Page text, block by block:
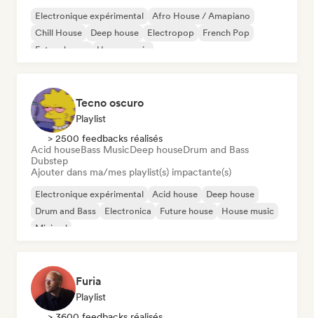
Electronique expérimental
Afro House / Amapiano
Chill House
Deep house Electropop
French Pop
Future house
House music
Tecno oscuro
Playlist
> 2500 feedbacks réalisés
Acid houseBass MusicDeep houseDrum and Bass
Dubstep
Ajouter dans ma/mes playlist(s) impactante(s)
Electronique expérimental Acid house
Deep house
Drum and Bass
Electronica Future house
House music
Minimal
Furia
Playlist